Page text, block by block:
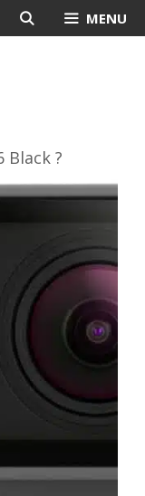
MENU
Black ?